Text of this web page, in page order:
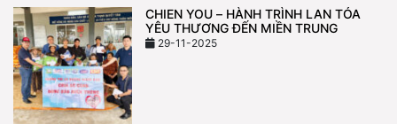
CHIEN YOU – HÀNH TRÌNH LAN TỎA
YÊU THƯƠNG ĐẾN MIỀN TRUNG
29-11-2025